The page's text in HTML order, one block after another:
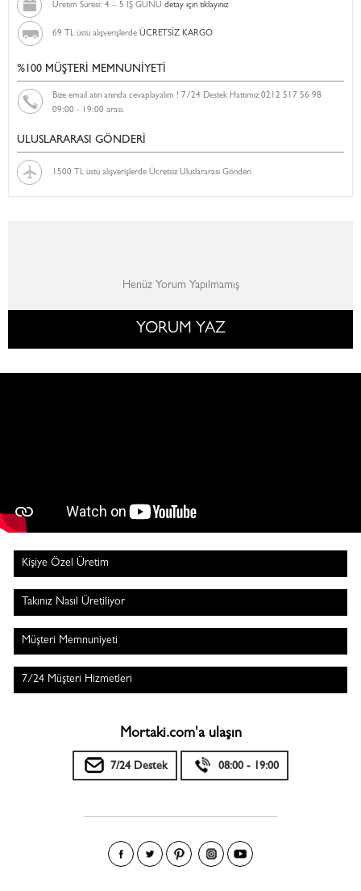
Üretim Süresi: 4 – 5 İŞ GÜNÜ detay için tıklayınız
69 TL üstü alışverişlerde ÜCRETSİZ KARGO
%100 MÜŞTERİ MEMNUNİYETİ
Bize email atın anında cevaplayalım ! 7/24 Destek Hattımız 0212 517 56 98
09:00 - 19:00 arası.
ULUSLARARASI GÖNDERİ
1500 TL üstü alışverişlerde Ücretsiz Uluslararası Gönderi
Henüz Yorum Yapılmamış
YORUM YAZ
Kişiye Özel Üretim
Takınız Nasıl Üretiliyor
Müşteri Memnuniyeti
7/24 Müşteri Hizmetleri
Mortaki.com'a ulaşın
7/24 Destek 08:00 - 19:00